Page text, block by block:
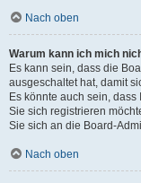
Nach oben
Warum kann ich mich
Es kann sein, dass die
ausgeschaltet hat, damit
Es könnte auch sein,
Sie sich registrieren
Sie sich an die Board-
Nach oben